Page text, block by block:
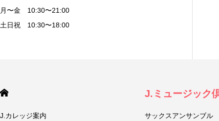
月〜金 10:30〜21:00
土日祝 10:30〜18:00
J.カレッジ案内
J.ミュージック
サックスアンサンブル